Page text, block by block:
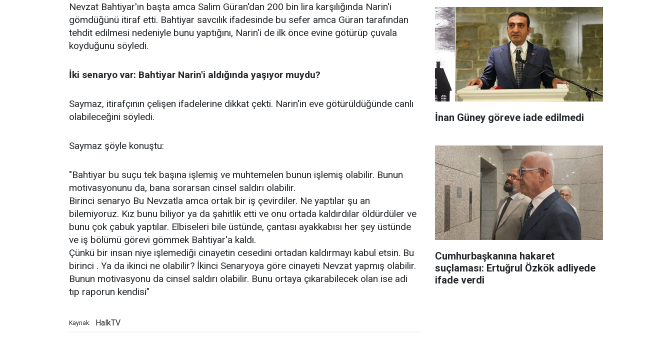
Nevzat Bahtiyar'ın başta amca Salim Güran'dan 200 bin lira karşılığında Narin'i
gömdüğünü itiraf etti. Bahtiyar savcılık ifadesinde bu sefer amca Güran tarafından
tehdit edilmesi nedeniyle bunu yaptığını, Narin'i de ilk önce evine götürüp çuvala
koyduğunu söyledi.
İki senaryo var: Bahtiyar Narin'i aldığında yaşıyor muydu?
Saymaz, itirafçının çelişen ifadelerine dikkat çekti. Narin'in eve götürüldüğünde canlı
olabileceğini söyledi.
Saymaz şöyle konuştu:
"Bahtiyar bu suçu tek başına işlemiş ve muhtemelen bunun işlemiş olabilir. Bunun
motivasyonunu da, bana sorarsan cinsel saldırı olabilir.
Birinci senaryo Bu Nevzatla amca ortak bir iş çevirdiler. Ne yaptılar şu an
bilemiyoruz. Kız bunu biliyor ya da şahitlik etti ve onu ortada kaldırdılar öldürdüler ve
bunu çok çabuk yaptılar. Elbiseleri bile üstünde, çantası ayakkabısı her şey üstünde
ve iş bölümü görevi gömmek Bahtiyar'a kaldı.
Çünkü bir insan niye işlemediği cinayetin cesedini ortadan kaldırmayı kabul etsin. Bu
birinci . Ya da ikinci ne olabilir? İkinci Senaryoya göre cinayeti Nevzat yapmış olabilir.
Bunun motivasyonu da cinsel saldırı olabilir. Bunu ortaya çıkarabilecek olan ise adi
tıp raporun kendisi"
Kaynak: HalkTV
İnan Güney göreve iade edilmedi
Cumhurbaşkanına hakaret
suçlaması: Ertuğrul Özkök adliyede
ifade verdi